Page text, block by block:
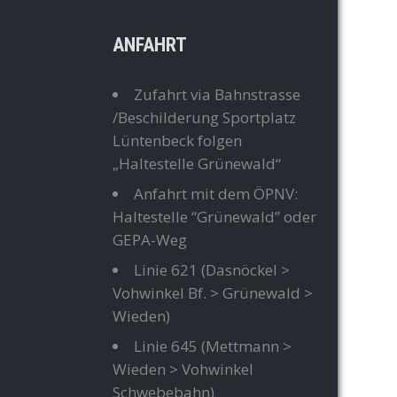
ANFAHRT
Zufahrt via Bahnstrasse
/Beschilderung Sportplatz
Lüntenbeck folgen
„Haltestelle Grünewald“
Anfahrt mit dem ÖPNV:
Haltestelle “Grünewald” oder
GEPA-Weg
Linie 621 (Dasnöckel >
Vohwinkel Bf. > Grünewald >
Wieden)
Linie 645 (Mettmann >
Wieden > Vohwinkel
Schwebebahn)